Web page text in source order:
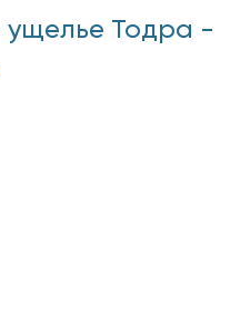
Тодра -